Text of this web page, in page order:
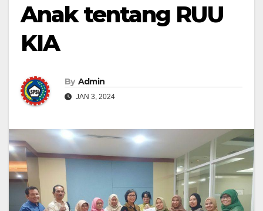
Anak tentang RUU
KIA
By Admin
JAN 3, 2024